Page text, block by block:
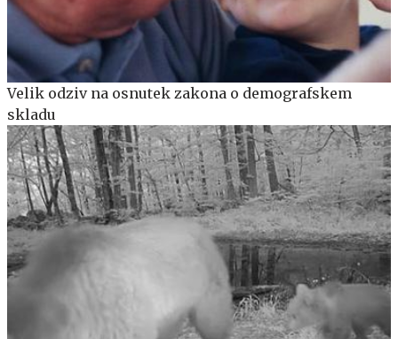
Velik odziv na osnutek zakona o demografskem
skladu